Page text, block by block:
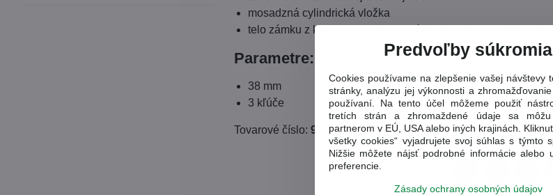
mosadzná cylindrická vložka
telo zámku z kvalitnej zliatiny s vnútornou zinkovou
Parametre:
38 mm
3 kľúče
Tovarové číslo:93138
Predvoľby súkromia
Cookies používame na zlepšenie vašej návštevy
stránky, analýzu jej výkonnosti a
používaní. Na tento účel môžeme použiť
tretích strán a zhromaždené údaje sa
partnerom v EÚ, USA alebo iných krajinách.
všetky cookies“ vyjadrujete svoj súhlas s týmto
Nižšie môžete nájsť podrobné informácie alebo
preferencie.
Zásady ochrany osobných údajov